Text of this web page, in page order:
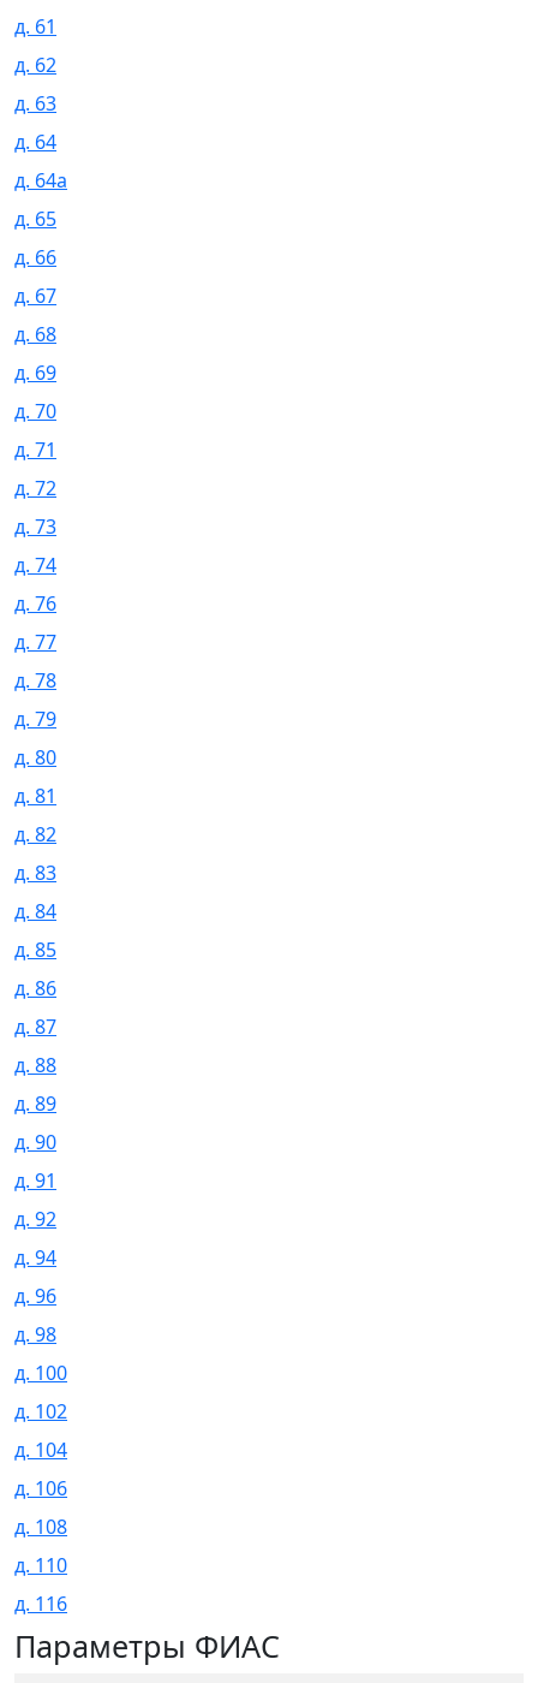
д. 61
д. 62
д. 63
д. 64
д. 64а
д. 65
д. 66
д. 67
д. 68
д. 69
д. 70
д. 71
д. 72
д. 73
д. 74
д. 76
д. 77
д. 78
д. 79
д. 80
д. 81
д. 82
д. 83
д. 84
д. 85
д. 86
д. 87
д. 88
д. 89
д. 90
д. 91
д. 92
д. 94
д. 96
д. 98
д. 100
д. 102
д. 104
д. 106
д. 108
д. 110
д. 116
Параметры ФИАС